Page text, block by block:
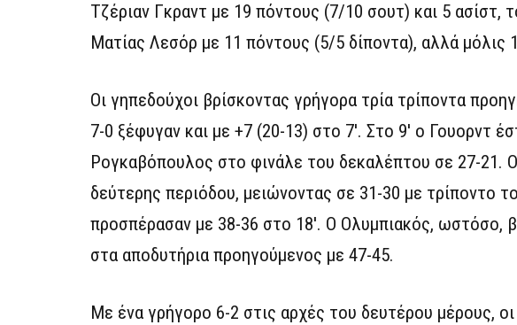
Τζέριαν Γκραντ με 19 πόντους (7/10 σουτ) και 5 ασίστ,
Ματίας Λεσόρ με 11 πόντους (5/5 δίποντα), αλλά μόλις
Οι γηπεδούχοι βρίσκοντας γρήγορα τρία τρίποντα
7-0 ξέφυγαν και με +7 (20-13) στο 7′. Στο 9′ ο Γουορντ
Ρογκαβόπουλος στο φινάλε του δεκαλέπτου σε 27-21.
δεύτερης περιόδου, μειώνοντας σε 31-30 με τρίποντο
προσπέρασαν με 38-36 στο 18′. Ο Ολυμπιακός, ωστόσο,
στα αποδυτήρια προηγούμενος με 47-45.
Με ένα γρήγορο 6-2 στις αρχές του δευτέρου μέρους,